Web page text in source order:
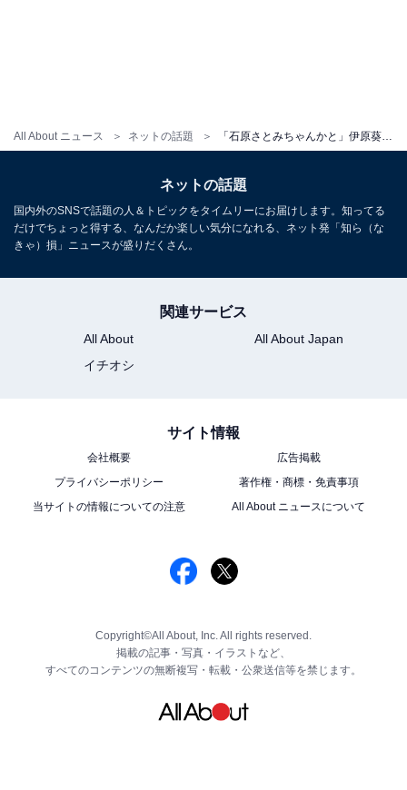
All About ニュース ネットの話題
ネットの話題
国内外のSNSで話題の人＆トピックをタイムリーにお届けします。知ってる
だけでちょっと得する、なんだか楽しい気分になれる、ネット発「知ら（な
きゃ）損」ニュースが盛りだくさん。
関連サービス
All About
All About Japan
イチオシ
サイト情報
会社概要
広告掲載
プライバシーポリシー
著作権・商標・免責事項
当サイトの情報についての注意
All About ニュースについて
Copyright©All About, Inc. All rights reserved.
掲載の記事・写真・イラストなど、
すべてのコンテンツの無断複写・転載・公衆送信等を禁じます。